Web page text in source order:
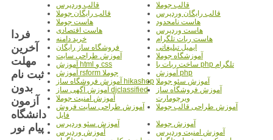
قالب جوملا
قالب وردپرس
قالب رایگان وردپرس
قالب رایگان جوملا
هاست نامحدود
هاست جوملا
هاست وردپرس
هاست اقتصادی
هاست ربات تلگرام
خرید دامنه
ایمیل تبلیغاتی
فروشگاه ساز رایگان
آموزشگاه جوملا
آموزش طراحی سایت
ساخت ربات با php تلگرام
آموزش html و css
آموزش php
آموزش rsform جوملا
آموزش سئو جوملا آموزش فروشگاه ساز hikashop
آموزش فروشگاه ساز
ویرچومارت
آموزش آگهی ساز djclassified
آموزش امنیت جوملا
آموزش طراحی قالب جوملا
آموزش طراحی سایت فروش
فایل
آموزش جوملا
آموزش سئو وردپرس
آموزش امنیت وردپرس
آموزش وردپرس
فردا
آخرین
مهلت
ثبت نام
بدون
آزمون
دانشگاه
پیام نور